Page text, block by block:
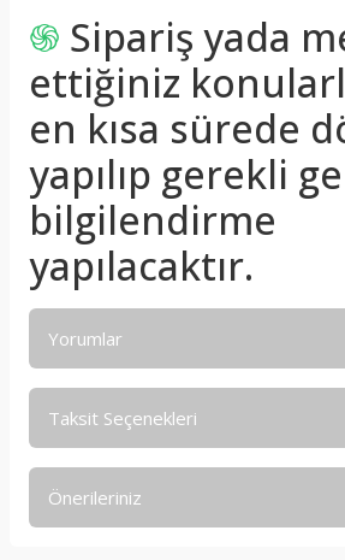
֍ Sipariş yada
ettiğiniz
en kısa sürede
yapılıp gerekli
bilgilendirme
yapılacaktır.
Yorumlar
Taksit Seçenekleri
Önerileriniz